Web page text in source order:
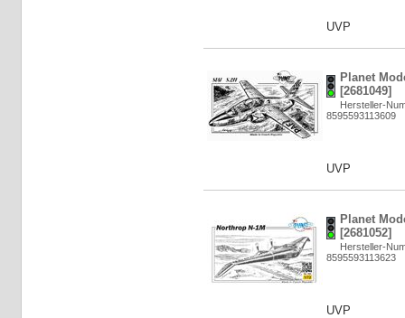
UVP
Planet
[2681049]
Hersteller-
8595593113609
UVP
Planet
[2681052]
Hersteller-
8595593113623
UVP